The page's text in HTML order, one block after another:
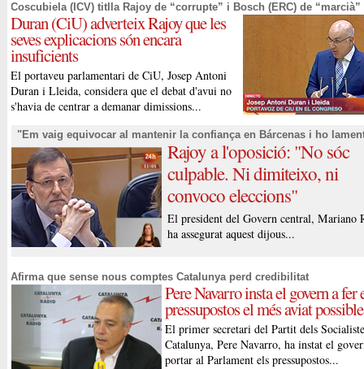
Coscubiela (ICV) titlla Rajoy de “corrupte” i Bosch (ERC) de “marcià”
Duran (CiU) adverteix Rajoy que les
seves explicacions són encara
insuficients
El portaveu parlamentari de CiU, Josep Antoni
Duran i Lleida, considera que el debat d'avui no
s'havia de centrar a demanar dimissions...
"Em vaig equivocar al mantenir la confiança en Bárcenas i ho
Rajoy a l'oposició: "No sóc
culpable. Ni dimiteixo, ni
convoco eleccions"
El president del Govern central, Mariano
ha assegurat aquest dijous...
Afirma que sense nous comptes Catalunya perd credibilitat
Pere Navarro insta el govern a fer
pressupostos el més aviat possible
El primer secretari del Partit dels
Catalunya, Pere Navarro, ha instat el
portar al Parlament els pressupostos...